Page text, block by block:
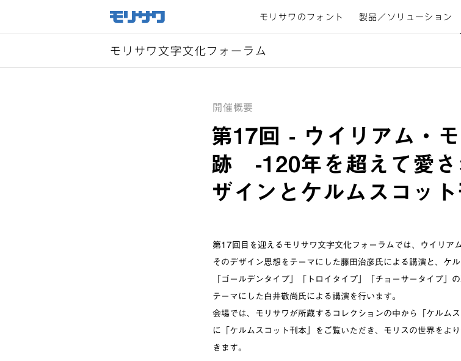
モリサワのフォント 製品／ソリューション
モリサワ文字文化フォーラム
開催概要
第17回 - ウイリアム・
跡 -120年を超えて愛さ
ザインとケルムスコッ
第17回目を迎えるモリサワ文字文化フォーラムでは、ウイリア
そのデザイン思想をテーマにした藤田治彦氏による講演と、ケ
「ゴールデンタイプ」「トロイタイプ」「チョーサータイプ」
テーマにした白井敬尚氏による講演を行います。
会場では、モリサワが所蔵するコレクションの中から「ケルム
に「ケルムスコット刊本」をご覧いただき、モリスの世界をよ
きます。